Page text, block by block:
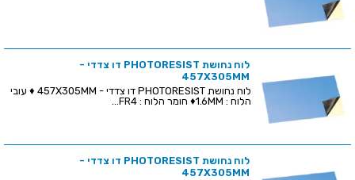
לוח נחושת PHOTORESIST דו צדדי -
457X305MM
לוח נחושת PHOTORESIST דו צדדי - 457X305MM ♦ עובי
הלוח : 1.6MM♦ חומר הלוח : FR4...
לוח נחושת PHOTORESIST דו צדדי -
457X305MM